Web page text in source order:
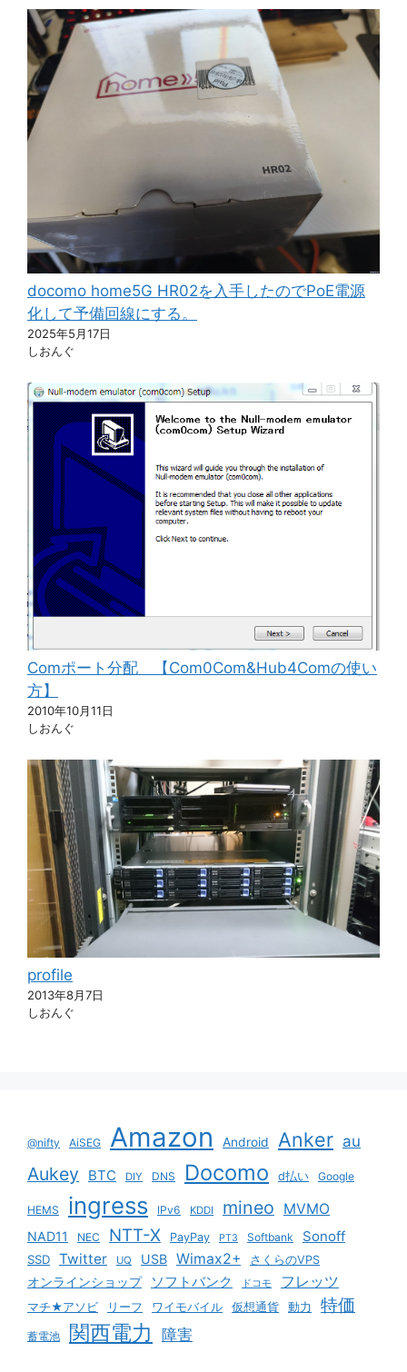
docomo home5G HR02を入手したのでPoE電源
化して予備回線にする。
2025年5月17日
しおんぐ
Comポート分配 【Com0Com&Hub4Comの使い
方】
2010年10月11日
しおんぐ
profile
2013年8月7日
しおんぐ
@nifty AiSEG Amazon Android Anker au
Aukey BTC DIY DNS Docomo d払い Google
HEMS ingress IPv6 KDDI mineo MVMO
NAD11 NEC NTT-X PayPay PT3 Softbank Sonoff
SSD Twitter UQ USB Wimax2+ さくらのVPS
オンラインショップ ソフトバンク ドコモ フレッツ
マチ★アソビ リーフ ワイモバイル 仮想通貨 動力 特価
蓄電池 関西電力 障害